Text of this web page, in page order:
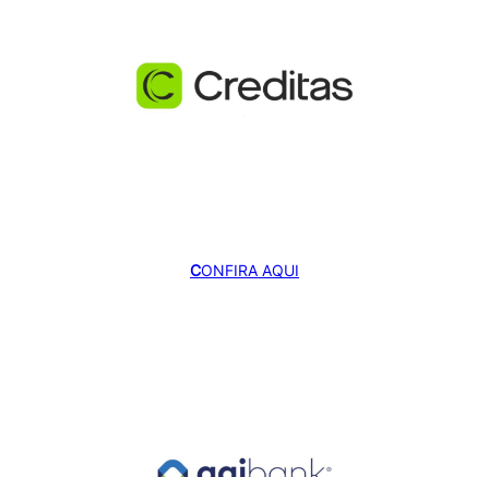
CONFIRA AQUI